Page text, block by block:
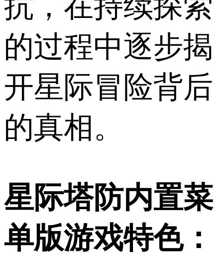
抗，在持续探索
的过程中逐步揭
开星际冒险背后
的真相。
星际塔防内置菜
单版游戏特色：